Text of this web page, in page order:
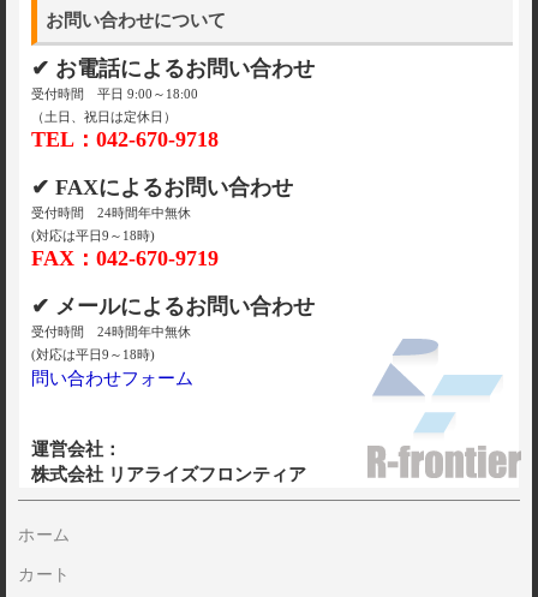
お問い合わせについて
✔ お電話によるお問い合わせ
受付時間 平日 9:00～18:00
（土日、祝日は定休日）
TEL：042-670-9718
✔ FAXによるお問い合わせ
受付時間 24時間年中無休
(対応は平日9～18時)
FAX：042-670-9719
✔ メールによるお問い合わせ
受付時間 24時間年中無休
(対応は平日9～18時)
問い合わせフォーム
運営会社：
株式会社 リアライズフロンティア
ホーム
カート